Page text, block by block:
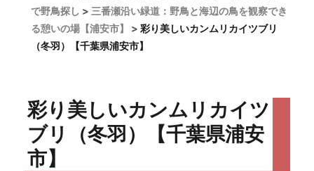
で野鳥探し
三番瀬沿い緑道：野鳥と海辺の鳥を観察でき
る憩いの場【浦安市】
彩り美しいカンムリカイツブリ
（冬羽）【千葉県浦安市】
彩り美しいカンムリカイツ
ブリ（冬羽）【千葉県浦安
市】